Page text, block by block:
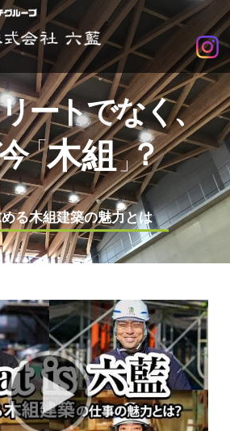
ートでなく、
木組 ？
る木組建築の魅力とは